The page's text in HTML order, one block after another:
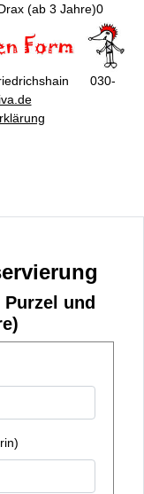
(ab 3 Jahre)0
030-
Purzel und